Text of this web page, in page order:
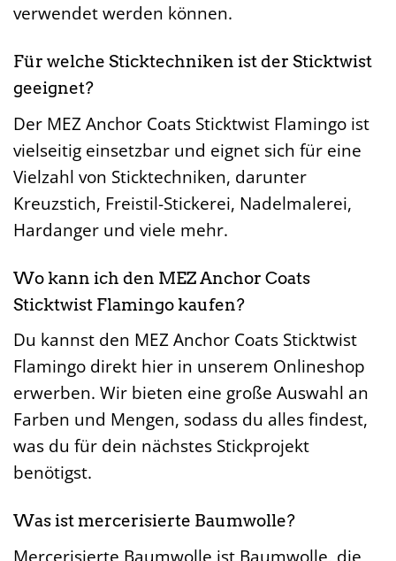
verwendet werden können.
Für welche Sticktechniken ist der Sticktwist
geeignet?
Der MEZ Anchor Coats Sticktwist Flamingo ist
vielseitig einsetzbar und eignet sich für eine
Vielzahl von Sticktechniken, darunter
Kreuzstich, Freistil-Stickerei, Nadelmalerei,
Hardanger und viele mehr.
Wo kann ich den MEZ Anchor Coats
Sticktwist Flamingo kaufen?
Du kannst den MEZ Anchor Coats Sticktwist
Flamingo direkt hier in unserem Onlineshop
erwerben. Wir bieten eine große Auswahl an
Farben und Mengen, sodass du alles findest,
was du für dein nächstes Stickprojekt
benötigst.
Was ist mercerisierte Baumwolle?
Mercerisierte Baumwolle ist Baumwolle, die